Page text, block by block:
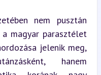
nem pusztán
magyar parasztélet
jelenik meg,
hanem